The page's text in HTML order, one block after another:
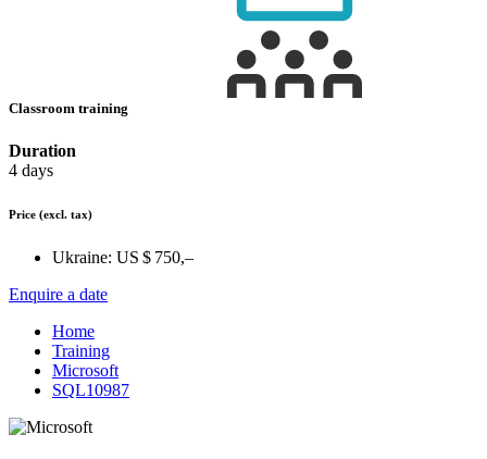
Classroom training
Duration
4 days
Price (excl. tax)
Ukraine: US $ 750,–
Enquire a date
Home
Training
Microsoft
SQL10987